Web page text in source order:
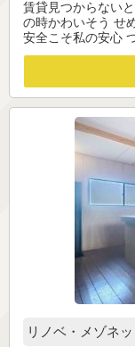
賃貸見つからない
の時かわいそう せ
安全こそ私の安心
リノベ・メゾネ